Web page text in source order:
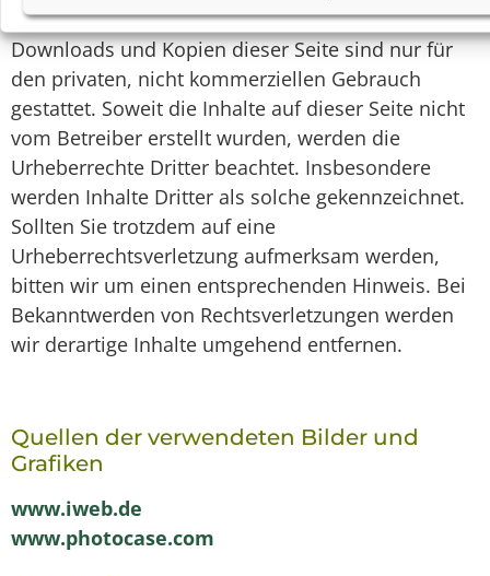
Zustimmung des jeweiligen Autors bzw. Erstellers.
Downloads und Kopien dieser Seite sind nur für
den privaten, nicht kommerziellen Gebrauch
gestattet. Soweit die Inhalte auf dieser Seite nicht
vom Betreiber erstellt wurden, werden die
Urheberrechte Dritter beachtet. Insbesondere
werden Inhalte Dritter als solche gekennzeichnet.
Sollten Sie trotzdem auf eine
Urheberrechtsverletzung aufmerksam werden,
bitten wir um einen entsprechenden Hinweis. Bei
Bekanntwerden von Rechtsverletzungen werden
wir derartige Inhalte umgehend entfernen.
Quellen der verwendeten Bilder und
Grafiken
www.iweb.de
www.photocase.com